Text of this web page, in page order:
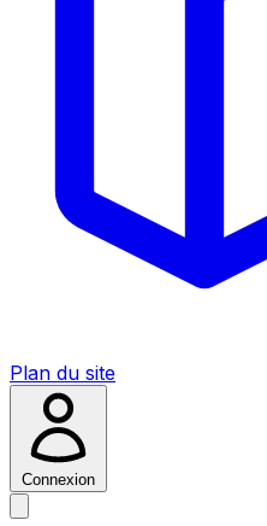
Plan du site
Connexion